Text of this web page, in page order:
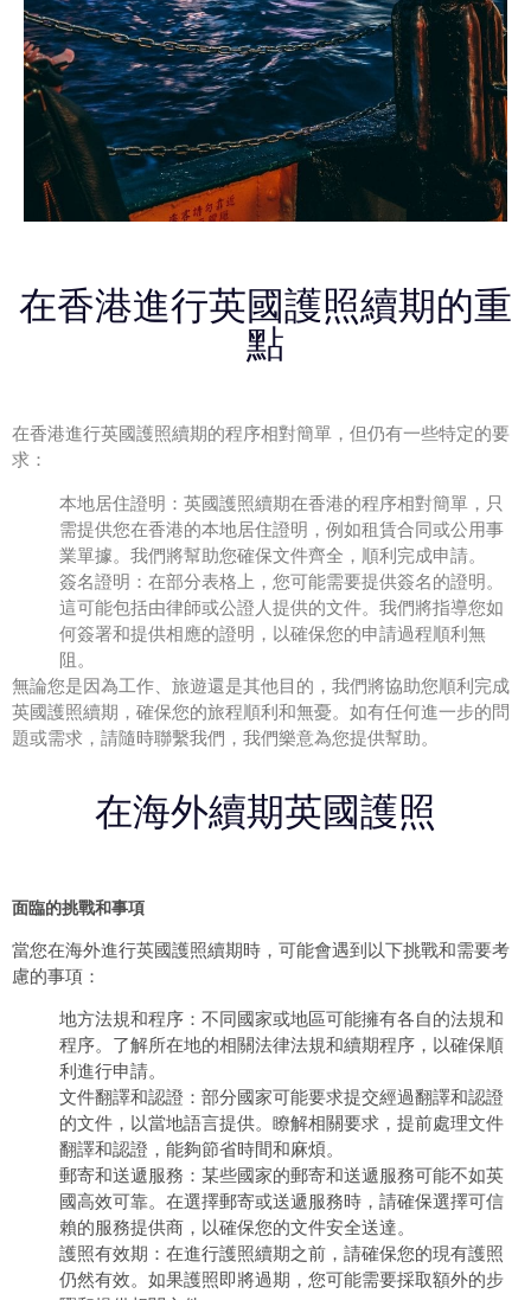
在香港進行英國護照續期的重
點
在香港進行英國護照續期的程序相對簡單，但仍有一些特定的要
求：
本地居住證明： 英國護照續期在香港的程序相對簡單，只
需提供您在香港的本地居住證明，例如租賃合同或公用事
業單據。我們將幫助您確保文件齊全，順利完成申請。
簽名證明：在部分表格上，您可能需要提供簽名的證明。
這可能包括由律師或公證人提供的文件。我們將指導您如
何簽署和提供相應的證明，以確保您的申請過程順利無
阻。
無論您是因為工作、旅遊還是其他目的，我們將協助您順利完成
英國護照續期 ，確保您的旅程順利和無憂。如有任何進一步的問
題或需求，請隨時聯繫我們，我們樂意為您提供幫助。
在海外續期英國護照
面臨的挑戰和事項
當您在海外進行英國護照續期時，可能會遇到以下挑戰和需要考
慮的事項：
地方法規和程序：不同國家或地區可能擁有各自的法規和
程序。了解所在地的相關法律法規和續期程序，以確保順
利進行申請。
文件翻譯和認證：部分國家可能要求提交經過翻譯和認證
的文件，以當地語言提供。瞭解相關要求，提前處理文件
翻譯和認證，能夠節省時間和麻煩。
郵寄和送遞服務：某些國家的郵寄和送遞服務可能不如英
國高效可靠。在選擇郵寄或送遞服務時，請確保選擇可信
賴的服務提供商，以確保您的文件安全送達。
護照有效期：在進行護照續期之前，請確保您的現有護照
仍然有效。如果護照即將過期，您可能需要採取額外的步